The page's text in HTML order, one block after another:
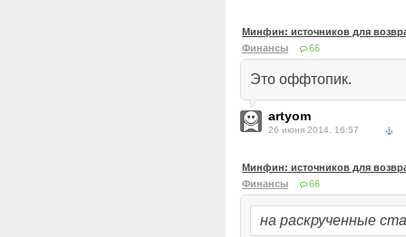
Минфин: источников для
Финансы
66
Это оффтопик.
artyom
26 июня 2014, 16:57
Минфин: источников для
Финансы
66
на раскрученные